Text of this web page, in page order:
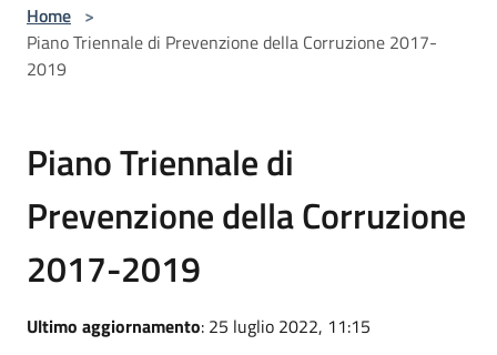
Home >
Piano Triennale di Prevenzione della Corruzione 2017-
2019
Piano Triennale di
Prevenzione della Corruzione
2017-2019
Ultimo aggiornamento: 25 luglio 2022, 11:15